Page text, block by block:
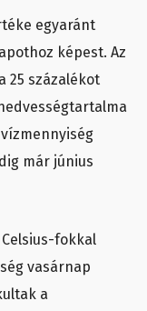
egyaránt
képest. Az
25 százalékot
már június
fokkal
vasárnap
a